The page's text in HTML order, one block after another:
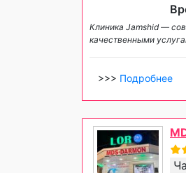
Клиника Jamshid —
качественными
>>> Подробнее